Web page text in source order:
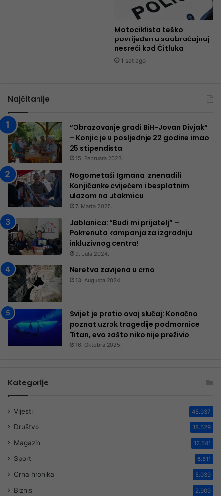
Motociklista teško
povrijeđen u saobraćajnoj
nesreći kod Čitluka
1 sat ago
Najčitanije
“Obrazovanje gradi BiH-Jovan Divjak“
– Konjic je u posljednje 22 godine imao
25 ​​stipendista
15. Februara 2023.
Nogometaši Igmana iznenadili
Konjičanke cvijećem i besplatnim
ulazom na utakmicu
7. Marta 2025.
Jablanica: “Budi mi prijatelj” –
Pokrenuta kampanja za izgradnju
inkluzivnog centra!
9. Jula 2024.
Neretva zavijena u crno
13. Augusta 2024.
Svijet je pratio ovaj slučaj: Konačno
poznat uzrok tragedije podmornice
Titan, evo zašto niko nije preživio
16. Oktobra 2025.
Kategorije
Vijesti 45.937
Društvo 18.529
Magazin 12.541
Sport 8.511
Crna hronika 5.039
Biznis 2.909